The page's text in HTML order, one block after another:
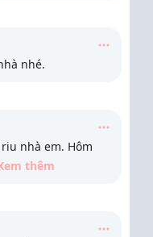
nhé.
nhà em. Hôm
thêm